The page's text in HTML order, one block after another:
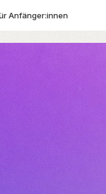
Anfänger:innen